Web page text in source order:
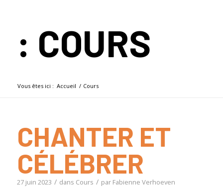
: COURS
Vous êtes ici : Accueil / Cours
CHANTER ET
CÉLÉBRER
27 juin 2023 / dans Cours / par Fabienne Verhoeven